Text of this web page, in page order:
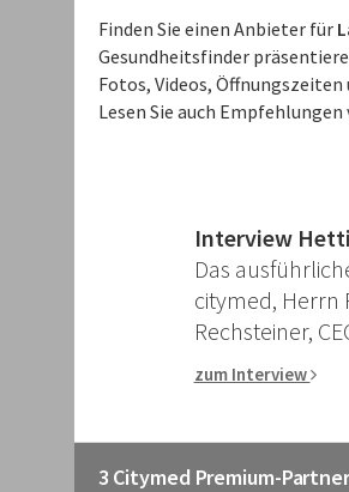
Finden Sie einen Anbieter für
Gesundheitsfinder
Fotos, Videos,
Lesen Sie auch
Interview
Das
citymed, Herrn
Rechsteiner,
zum Interview
3 Citymed Premium-